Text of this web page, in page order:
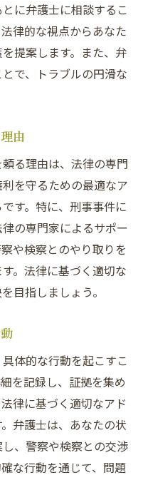
に弁護士に相談するこ
律的な視点からあなた
提案します。また、弁
で、トラブルの円滑な
由
る理由は、法律の専門
を守るための最適なア
す。特に、刑事事件に
の専門家によるサポー
や検察とのやり取りを
。法律に基づく適切な
目指しましょう。
体的な行動を起こすこ
を記録し、証拠を集め
律に基づく適切なアド
弁護士は、あなたの状
、警察や検察との交渉
な行動を通じて、問題